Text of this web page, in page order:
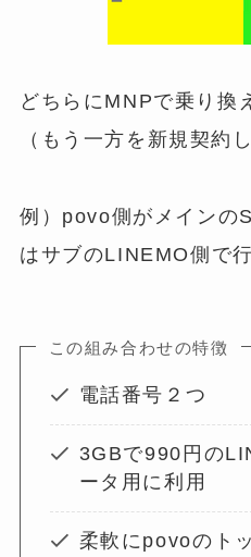
どちらにMNPで乗り換
（もう一方を新規契約
例）povo側がメインの
はサブのLINEMO側で行
この組み合わせの特徴
電話番号２つ
3GBで990円の
ータ用に利用
柔軟にpovoのト